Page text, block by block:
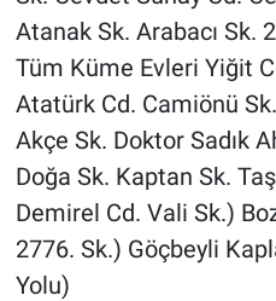
Atanak Sk. Arabacı Sk.
Tüm Küme Evleri Yiğit
Atatürk Cd. Camiönü
Akçe Sk. Doktor Sadık
Doğa Sk. Kaptan Sk.
Demirel Cd. Vali Sk.)
2776. Sk.) Göçbeyli
Yolu)